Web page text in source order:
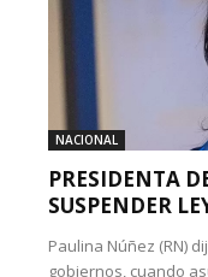
NACIONAL
PRESIDENTA
SUSPENDER
Paulina Núñez (RN)
gobiernos, cuando